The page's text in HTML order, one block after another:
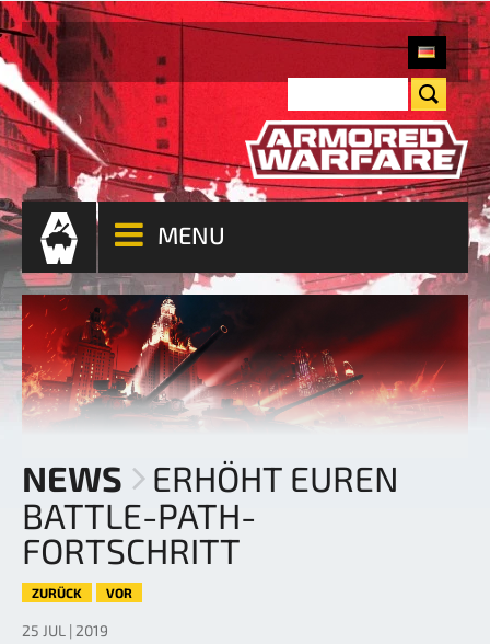
MENU
NEWS
ERHÖHT EUREN
BATTLE-PATH-
FORTSCHRITT
ZURÜCK VOR
25 JUL | 2019